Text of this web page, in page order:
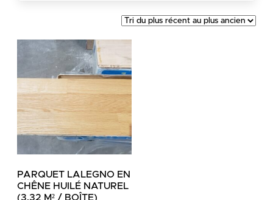
PARQUET LALEGNO EN
CHÊNE HUILÉ NATUREL
(3,32 M² / BOÎTE)